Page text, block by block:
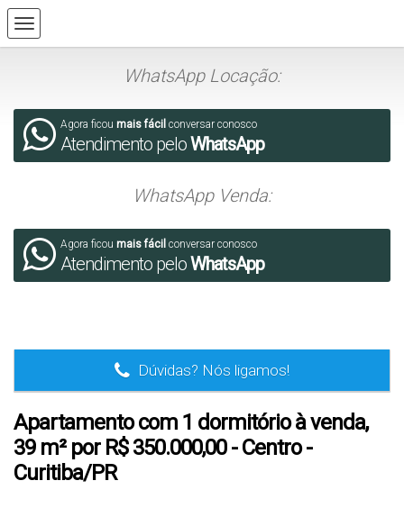
WhatsApp Locação:
Agora ficou mais fácil conversar conosco
Atendimento peloWhatsApp
WhatsApp Venda:
Agora ficou mais fácil conversar conosco
Atendimento peloWhatsApp
Dúvidas? Nós ligamos!
Apartamento com 1 dormitório à venda,
39 m² por R$ 350.000,00 - Centro -
Curitiba/PR